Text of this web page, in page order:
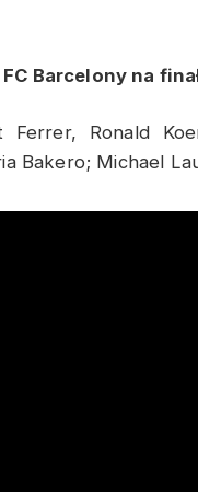
Barcelony na
Ferrer, Ronald
Bakero; Michael